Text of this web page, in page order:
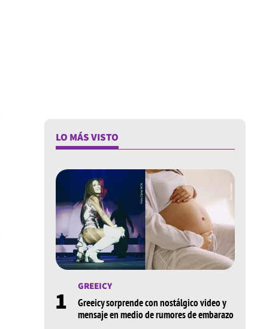
LO MÁS VISTO
1
GREEICY
Greeicy sorprende con nostálgico video y
mensaje en medio de rumores de embarazo